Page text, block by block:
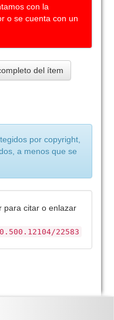
con la
o se cuenta con un
del ítem
por copyright,
a menos que se
para citar o enlazar
22583